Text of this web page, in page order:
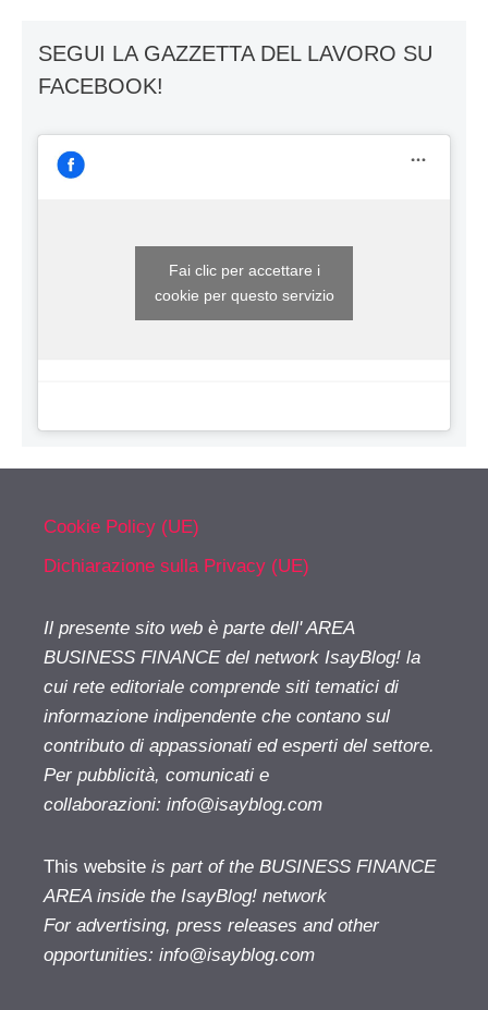
SEGUI LA GAZZETTA DEL LAVORO SU
FACEBOOK!
Fai clic per accettare i
cookie per questo servizio
Cookie Policy (UE)
Dichiarazione sulla Privacy (UE)
Il presente sito web è parte dell' AREA
BUSINESS FINANCE del network IsayBlog! la
cui rete editoriale comprende siti tematici di
informazione indipendente che contano sul
contributo di appassionati ed esperti del settore.
Per pubblicità, comunicati e
collaborazioni: info@isayblog.com
This website is part of the BUSINESS FINANCE
AREA inside the IsayBlog! network
For advertising, press releases and other
opportunities: info@isayblog.com